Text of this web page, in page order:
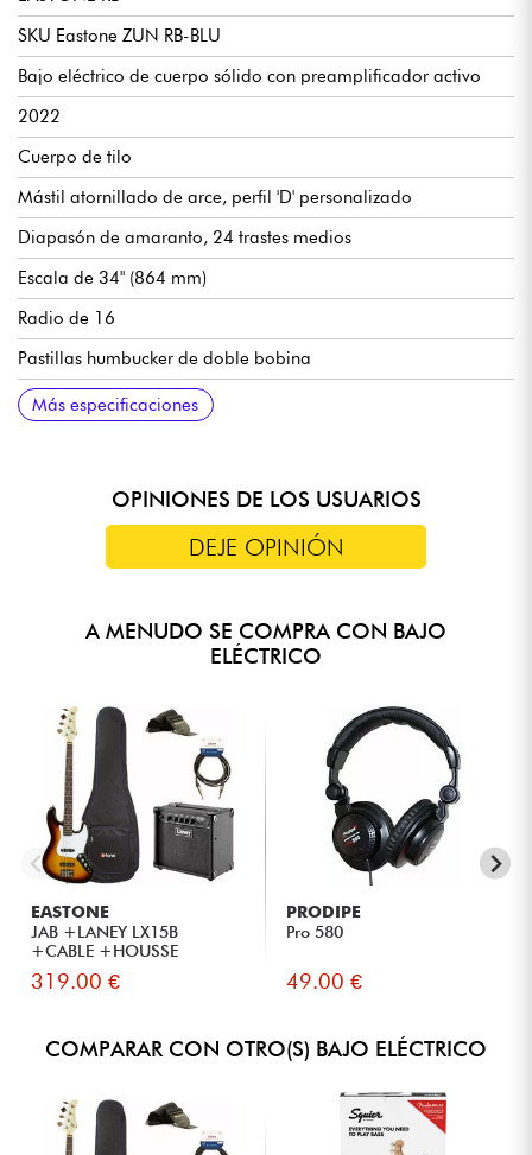
SKU Eastone ZUN RB-BLU
Bajo eléctrico de cuerpo sólido con preamplificador activo
2022
Cuerpo de tilo
Mástil atornillado de arce, perfil 'D' personalizado
Diapasón de amaranto, 24 trastes medios
Escala de 34" (864 mm)
Radio de 16
Pastillas humbucker de doble bobina
Volumen maestro
Tono maestro
Ecualizador de 3 bandas
Puente tradicional
Clavijas de afinación selladas mecánicamente
Acabado de poliuretano brillante
------------------
LANEY LX15B
SKU LX15B
Amplificador de bajo eléctrico, combo
Circuitos de transistores
15 vatios
2x 5"
1x canal
CONMUTADOR DE PREFORMA, GANANCIA, ECUALIZADOR
DE 3 BANDAS, VOLUMEN
Compresor activado por interruptor
Salida de auriculares
Entrada para dispositivo auxiliar
Altura x Anchura x Profundidad 310*281*215
6,5 kg
------------------
Accesorios: cable, funda, correa
Más especificaciones
OPINIONES DE LOS USUARIOS
DEJE OPINIÓN
A MENUDO SE COMPRA CON BAJO
ELÉCTRICO
EASTONE
JAB +LANEY LX15B
+CABLE +HOUSSE
+COURROIE + Housse...
319.00 €
PRODIPE
Pro 580
49.00 €
COMPARAR CON OTRO(S) BAJO ELÉCTRICO